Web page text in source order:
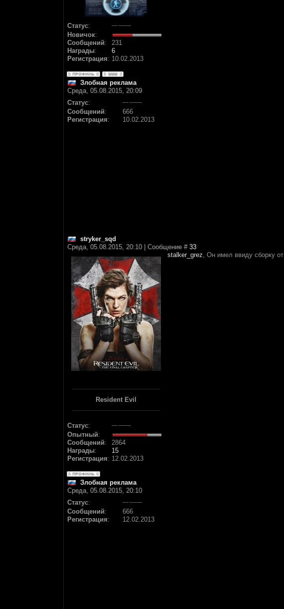
Статус:
Новичок:
Сообщений:
231
Награды:
6
Регистрация: 10.02.2013
Злобная реклама
Среда, 05.08.2015, 20:09
Статус:
Сообщений:
666
Регистрация: 10.02.2013
stryker_sqd
Среда, 05.08.2015, 20:10 | Сообщение # 33
Resident Evil
Статус:
Опытный:
Сообщений:
2864
Награды:
15
Регистрация: 12.02.2013
stalker_grez, Он имел ввиду сборку от
Злобная реклама
Среда, 05.08.2015, 20:10
Статус:
Сообщений:
666
Регистрация: 12.02.2013